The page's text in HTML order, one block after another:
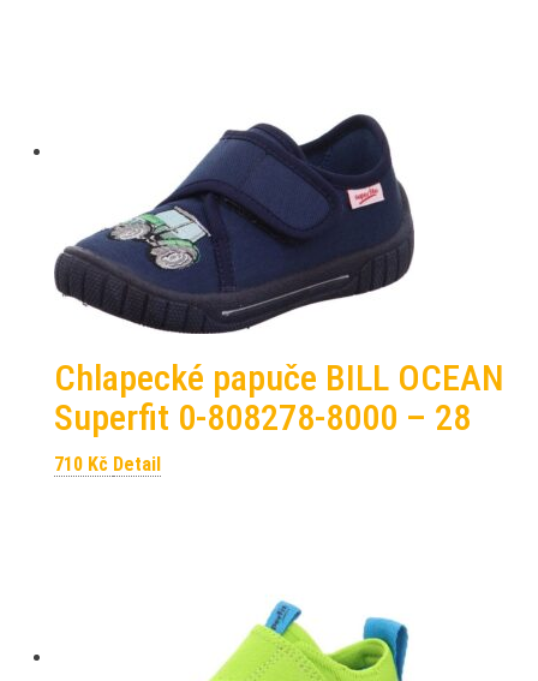
Chlapecké papuče BILL OCEAN
Superfit 0-808278-8000 – 28
710 Kč Detail